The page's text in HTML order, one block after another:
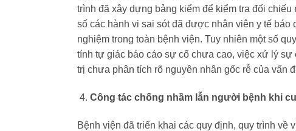
trình đã xây dựng bảng kiểm để kiểm tra đối
số các hành vi sai sót đã được nhân viên y tế báo
nghiệm trong toàn bệnh viện. Tuy nhiên một số
tính tự giác báo cáo sự cố chưa cao, việc xử lý sự
trị chưa phân tích rõ nguyên nhân gốc rễ của vấn
Công tác chống nhầm lẫn người bệnh khi
Bệnh viện đã triển khai các quy định, quy trình